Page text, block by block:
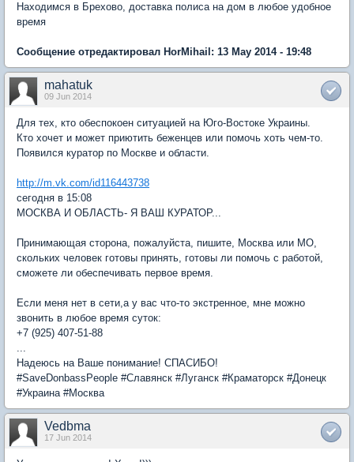
Находимся в Брехово, доставка полиса на дом в любое удобное
время
Сообщение отредактировал HorMihail: 13 May 2014 - 19:48
mahatuk
09 Jun 2014
Для тех, кто обеспокоен ситуацией на Юго-Востоке Украины.
Кто хочет и может приютить беженцев или помочь хоть чем-то.
Появился куратор по Москве и области.
http://m.vk.com/id116443738
сегодня в 15:08
МОСКВА И ОБЛАСТЬ- Я ВАШ КУРАТОР...
Принимающая сторона, пожалуйста, пишите, Москва или МО,
скольких человек готовы принять, готовы ли помочь с работой,
сможете ли обеспечивать первое время.
Если меня нет в сети,а у вас что-то экстренное, мне можно
звонить в любое время суток:
+7 (925) 407-51-88
...
Надеюсь на Ваше понимание! СПАСИБО!
#SaveDonbassPeople #Славянск #Луганск #Краматорск #Донецк
#Украина #Москва
Vedbma
17 Jun 2014